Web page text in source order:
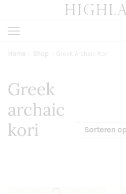
Home Shop Greek Archaic Kori
Greek
archaic
kori